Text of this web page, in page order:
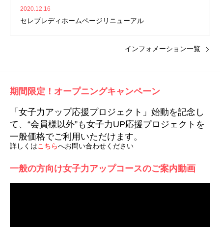
2020.12.16
セレブレディホームページリニューアル
インフォメーション一覧
期間限定！オープニングキャンペーン
「女子力アップ応援プロジェクト」始動を記念し
て、“会員様以外”も女子力UP応援プロジェクトを
一般価格でご利用いただけます。
詳しくはこちらへお問い合わせください
一般の方向け女子力アップコースのご案内動画